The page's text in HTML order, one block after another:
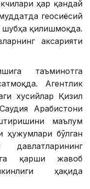
ҳар қандай
геосиёсий
қилишмоқда.
аксарияти
таъминотга
Агентлик
хусийлар Қизил
Арабистони
маълум
бўлган
қарши жавоб
ҳақида